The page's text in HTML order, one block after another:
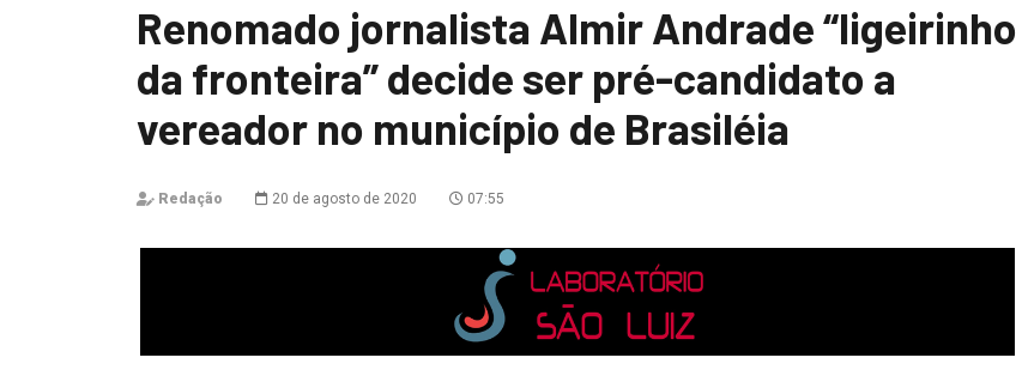
Renomado jornalista Almir Andrade “ligeirinho
da fronteira” decide ser pré-candidato a
vereador no município de Brasiléia
Redação 20 de agosto de 2020 07:55